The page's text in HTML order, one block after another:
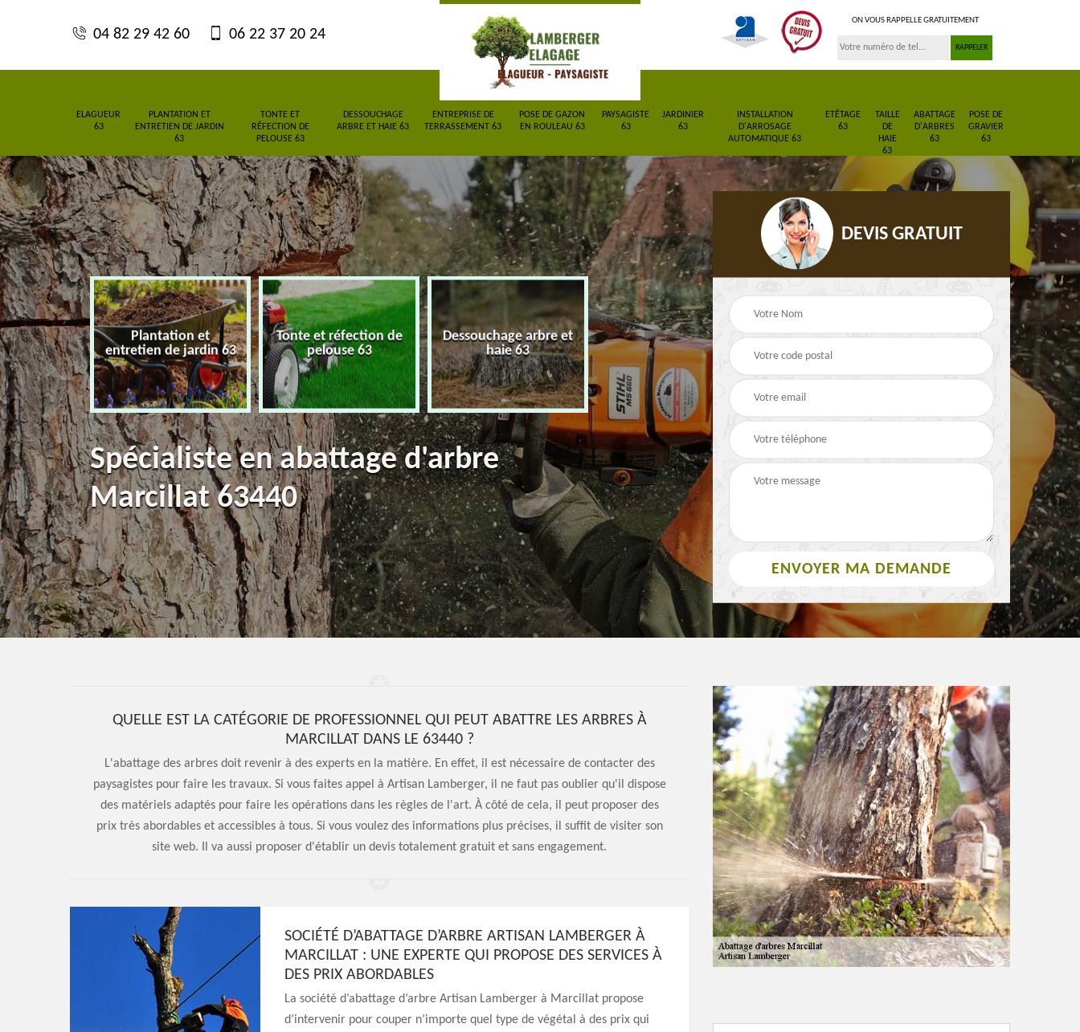
04 82 29 42 60 06 22 37 20 24
ON VOUS RAPPELLE GRATUITEMENT
ELAGUEUR
63
PLANTATION ET
ENTRETIEN DE JARDIN
63
TONTE ET
RÉFECTION DE
PELOUSE 63
DESSOUCHAGE
ARBRE ET HAIE 63
ENTREPRISE DE
TERRASSEMENT 63
POSE DE GAZON
EN ROULEAU 63
PAYSAGISTE
63
JARDINIER
63
INSTALLATION
D'ARROSAGE
AUTOMATIQUE 63
ETÊTAGE
63
TAILLE
DE
HAIE
63
ABATTAGE
D'ARBRES
63
POSE DE
GRAVIER
63
63
Plantation et
entretien de jardin 63
Tonte et réfection de
pelouse 63
Dessouchage arbre et
haie 63
Entreprise de
terrassement 63
Pose de gazon en
rouleau 63
Paysagiste 63
Spécialiste en abattage d'arbre
Marcillat 63440
DEVIS GRATUIT
QUELLE EST LA CATÉGORIE DE PROFESSIONNEL QUI PEUT ABATTRE LES ARBRES À
MARCILLAT DANS LE 63440 ?
L'abattage des arbres doit revenir à des experts en la matière. En effet, il est nécessaire de contacter des
paysagistes pour faire les travaux. Si vous faites appel à Artisan Lamberger, il ne faut pas oublier qu'il dispose
des matériels adaptés pour faire les opérations dans les règles de l'art. À côté de cela, il peut proposer des
prix très abordables et accessibles à tous. Si vous voulez des informations plus précises, il suffit de visiter son
site web. Il va aussi proposer d'établir un devis totalement gratuit et sans engagement.
SOCIÉTÉ D’ABATTAGE D’ARBRE ARTISAN LAMBERGER À
MARCILLAT : UNE EXPERTE QUI PROPOSE DES SERVICES À
DES PRIX ABORDABLES
La société d’abattage d’arbre Artisan Lamberger à Marcillat propose
d’intervenir pour couper n’importe quel type de végétal à des prix qui